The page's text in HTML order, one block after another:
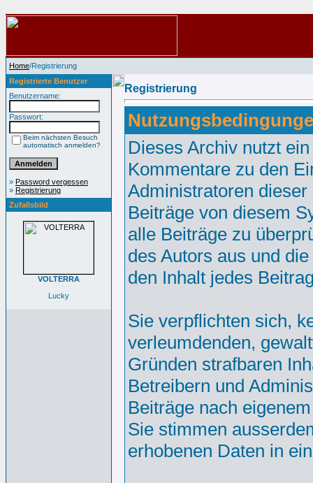
Home/Registrierung
Registrierte Benutzer
Benutzername:
Passwort:
Beim nächsten Besuch
automatisch anmelden?
» Password vergessen
» Registrierung
Zufallsbild
VOLTERRA
Lucky
Registrierung
Dieses Archiv nutzt
Kommentare zu den
Administratoren
Beiträge von diesem
alle Beiträge zu
des Autors aus und
den Inhalt jedes
Sie verpflichten sich,
verleumdenden,
Gründen strafbaren
Betreibern und
Beiträge nach
Sie stimmen
erhobenen Daten in